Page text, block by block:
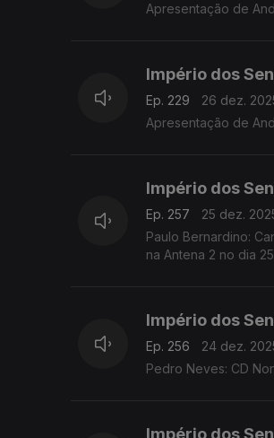
Apresentação de
Império dos
Ep. 229
26 dez.
Apresentação de
Império dos
Ep. 257
25 dez.
Paulo Bernardino:
na Antena 2 no dia
Império dos
Ep. 256
24 dez.
Pedro Neves: CD
Império dos